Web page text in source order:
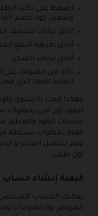
اضغط على تأكيد
وتفعيل كود خصم
ادخل بيانات حسابك
أدخل طريقة الدفع
أدخل بيانات الشحن.
تأكد من حصولك
الماجد للعود الذي
وهكذا قمت بالتسوق
للعود اون لاين
منتجات العود والعطور
فقط بخطوات بسيطة من
وقم بتحميل المتجر و
اول طلب.
كيفية إنشاء
يمكنك الحساب الشخصي
العروض والخصومات